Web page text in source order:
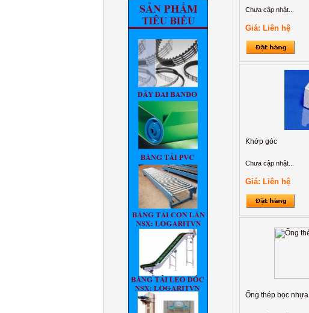
Cách nhận biết dây curoa
xin- dây curoa chât lượng
cao
thay đổi độ cao tự động
Phẫu thuật điều trị các tật
khúc xạ mắt bằng Laser
Excimer
Chưa cập nhật...
Giá: Liên hệ
Khớp góc
Chưa cập nhật...
Giá: Liên hệ
Ống thép bọc nhựa